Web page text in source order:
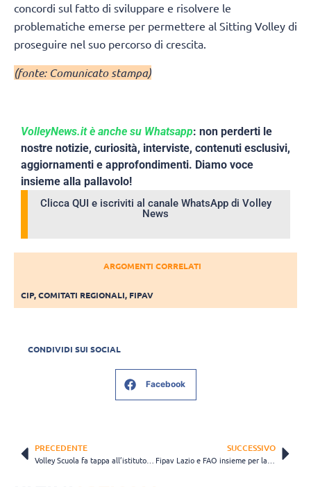
concordi sul fatto di sviluppare e risolvere le
problematiche emerse per permettere al Sitting Volley di
proseguire nel suo percorso di crescita.
(fonte: Comunicato stampa)
VolleyNews.it è anche su Whatsapp: non perderti le
nostre notizie, curiosità, interviste, contenuti esclusivi,
aggiornamenti e approfondimenti. Diamo voce
insieme alla pallavolo!
Clicca QUI e iscriviti al canale WhatsApp di Volley
News
ARGOMENTI CORRELATI
CIP,COMITATI REGIONALI, FIPAV
CONDIVIDI SUI SOCIAL
Facebook
PRECEDENTE SUCCESSIVO